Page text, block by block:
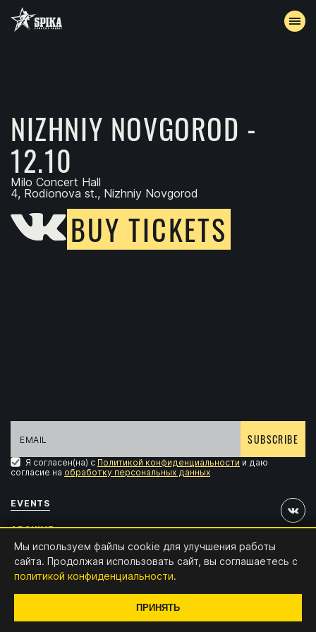
ARCHIVE
ACCREDITATION
CONTACTS
NIZHNIY NOVGOROD -
12.10
Milo Concert Hall
4, Rodionova st., Nizhniy Novgorod
BUY TICKETS
Мы используем файлы cookie для улучшения работы
сайта. Продолжая использовать сайт, вы соглашаетесь с
политикой конфиденциальности.
ПРИНЯТЬ
SUBSCRIBE
Я согласен(на) с Политикой конфиденциальности и даю
согласие на обработку персональных данных
EVENTS
ARCHIVE
ACCREDITATION
CONTACTS
x4.digital